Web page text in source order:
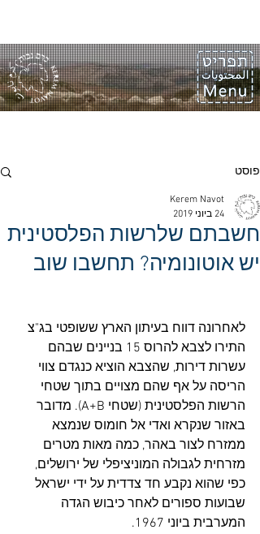
פוסט
חשבתם שלרשות הפלסטינית
יש אוטונומיה? תחשבו שוב
Kerem Navot
24 ביוני 2019
לאחרונה דווח בעיתון הארץ ששופטי בג"צ
התירו לצבא להרוס 15 בניינים שבהם
עשרות דירות, שהצבא הוציא כנגדם צווי
הריסה על אף שהם מצויים בתוך שטחי
הרשות הפלסטינית (שטחי A+B). מדובר
באזור שנקרא ואדי אל חומוס שנמצא
ממזרח לצור באהר, כמה מאות מטרים
מזרחית לגבולה המוניציפלי של ירושלים,
כפי שהוא נקבע חד צדדית על ידי ישראל
שבועות ספורים לאחר כיבוש הגדה
המערבית ביוני 1967.